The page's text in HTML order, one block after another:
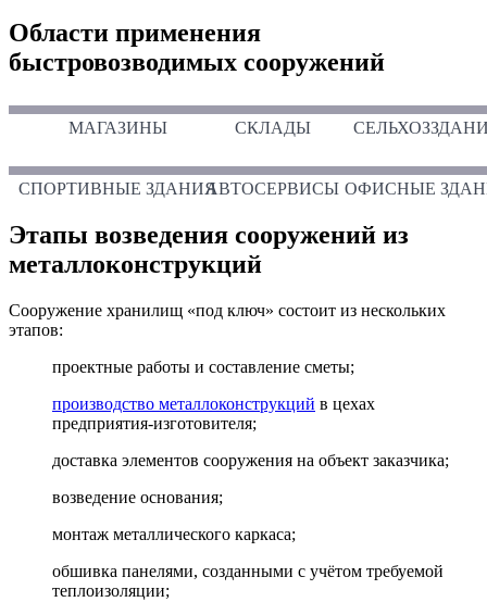
Области применения
быстровозводимых сооружений
МАГАЗИНЫ СКЛАДЫ
СПОРТИВНЫЕ ЗДАНИЯАВТОСЕРВИСЫ ОФИСНЫЕ
Этапы возведения сооружений из
металлоконструкций
Сооружение хранилищ «под ключ» состоит из нескольких
этапов:
проектные работы и составление сметы;
производство металлоконструкций в цехах
предприятия-изготовителя;
доставка элементов сооружения на объект заказчика;
возведение основания;
монтаж металлического каркаса;
обшивка панелями, созданными с учётом требуемой
теплоизоляции;